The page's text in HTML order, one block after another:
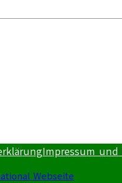
Impressum und
Webseite